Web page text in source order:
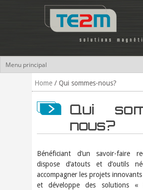
Skip to main content
Home / Qui sommes-nous?
Qui
nous?
Bénéficiant d’un savoir-faire
dispose d’atouts et d’outils
accompagner les projets
et développe des solutions «